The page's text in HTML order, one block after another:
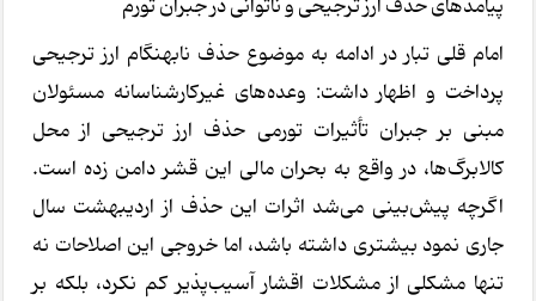
پیامدهای حذف ارز ترجیحی و ناتوانی در جبران تورم
امام قلی تبار در ادامه به موضوع حذف نابهنگام ارز ترجیحی
پرداخت و اظهار داشت: وعده‌های غیرکارشناسانه مسئولان
مبنی بر جبران تأثیرات تورمی حذف ارز ترجیحی از محل
کالابرگ‌ها، در واقع به بحران مالی این قشر دامن زده است.
اگرچه پیش‌بینی می‌شد اثرات این حذف از اردیبهشت سال
جاری نمود بیشتری داشته باشد، اما خروجی این اصلاحات نه
تنها مشکلی از مشکلات اقشار آسیب‌پذیر کم نکرد، بلکه بر